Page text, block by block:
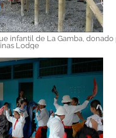
infantil de La Gamba, donado
Lodge